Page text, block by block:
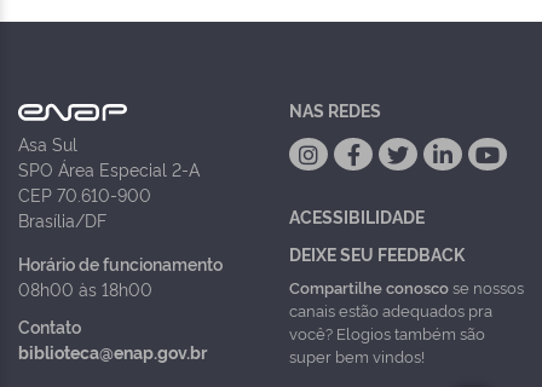
Asa Sul
SPO Área Especial 2-A
CEP 70.610-900
Brasília/DF
Horário de funcionamento
08h00 às 18h00
Contato
biblioteca@enap.gov.br
NAS REDES
ACESSIBILIDADE
DEIXE SEU FEEDBACK
Compartilhe conoscose nossos
canais estão adequados pra
você? Elogios também são
super bem vindos!